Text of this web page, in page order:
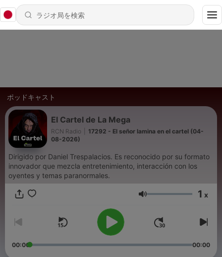
ポッドキャスト
El Cartel de La Mega
RCN Radio
17292 - El señor lamina en el cartel (04-
08-2026)
Dirigido por Daniel Trespalacios. Es reconocido por su formato
innovador que mezcla entretenimiento, interacción con los
oyentes y temas paranormales.
音量 1 x
00:00 00:00